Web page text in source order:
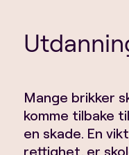
Mange brikker
komme tilbake
en skade. En
rettighet, er